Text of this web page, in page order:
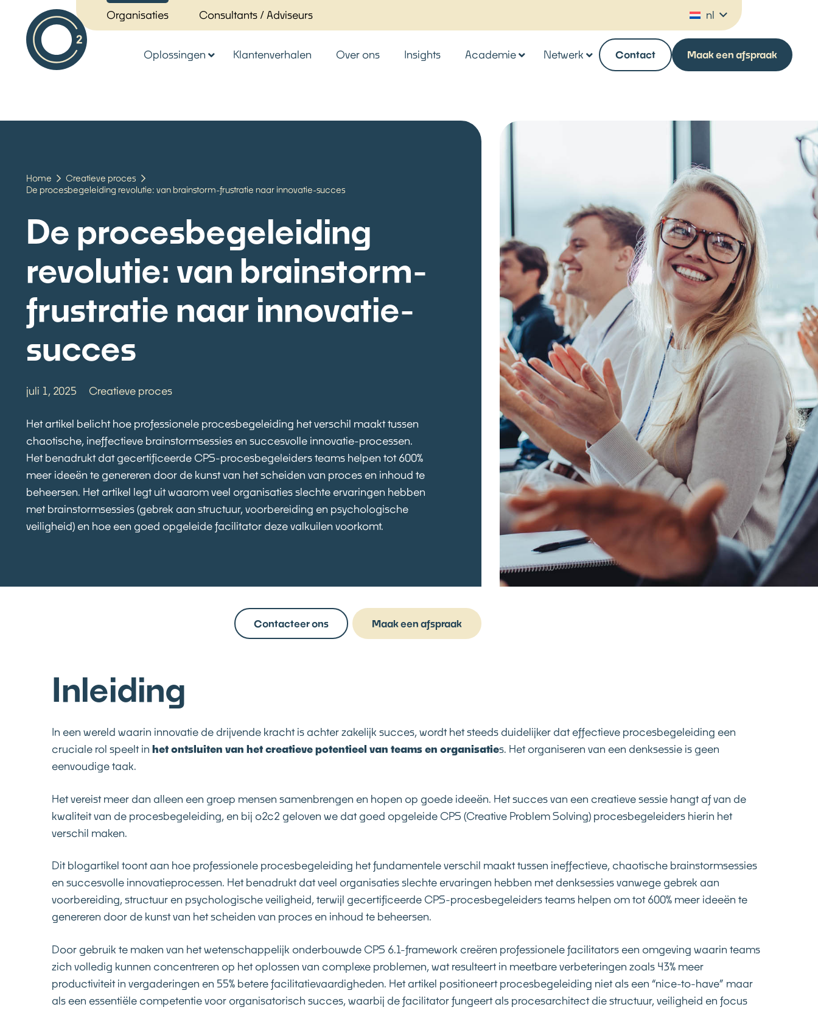
Organisaties Consultants / Adviseurs nl
Oplossingen Klantenverhalen Over ons Insights Academie Netwerk Contact Maak een afspraak
Home
Creatieve proces
De procesbegeleiding revolutie: van brainstorm-frustratie naar innovatie-succes
De procesbegeleiding
revolutie: van brainstorm-
frustratie naar innovatie-
succes
juli 1, 2025 Creatieve proces
Het artikel belicht hoe professionele procesbegeleiding het verschil maakt tussen
chaotische, ineffectieve brainstormsessies en succesvolle innovatie-processen.
Het benadrukt dat gecertificeerde CPS-procesbegeleiders teams helpen tot 600%
meer ideeën te genereren door de kunst van het scheiden van proces en inhoud te
beheersen. Het artikel legt uit waarom veel organisaties slechte ervaringen hebben
met brainstormsessies (gebrek aan structuur, voorbereiding en psychologische
veiligheid) en hoe een goed opgeleide facilitator deze valkuilen voorkomt.
Contacteer ons Maak een afspraak
Inleiding
In een wereld waarin innovatie de drijvende kracht is achter zakelijk succes, wordt het steeds duidelijker dat effectieve procesbegeleiding een
cruciale rol speelt in het ontsluiten van het creatieve potentieel van teams en organisaties. Het organiseren van een denksessie is geen
eenvoudige taak.
Het vereist meer dan alleen een groep mensen samenbrengen en hopen op goede ideeën. Het succes van een creatieve sessie hangt af van de
kwaliteit van de procesbegeleiding, en bij o2c2 geloven we dat goed opgeleide CPS (Creative Problem Solving) procesbegeleiders hierin het
verschil maken.
Dit blogartikel toont aan hoe professionele procesbegeleiding het fundamentele verschil maakt tussen ineffectieve, chaotische brainstormsessies
en succesvolle innovatieprocessen. Het benadrukt dat veel organisaties slechte ervaringen hebben met denksessies vanwege gebrek aan
voorbereiding, structuur en psychologische veiligheid, terwijl gecertificeerdeCPS-procesbegeleidersteams helpen om tot 600% meer ideeën te
genereren door de kunst van het scheiden van proces en inhoud te beheersen.
Door gebruik te maken van het wetenschappelijk onderbouwde CPS 6.1-framework creëren professionele facilitators een omgeving waarin teams
zich volledig kunnen concentreren op het oplossen van complexe problemen, wat resulteert in meetbare verbeteringen zoals 43% meer
productiviteit in vergaderingen en 55% betere facilitatievaardigheden. Het artikel positioneert procesbegeleiding niet als een “nice-to-have” maar
als een essentiële competentie voor organisatorisch succes, waarbij de facilitator fungeert als procesarchitect die structuur, veiligheid en focus